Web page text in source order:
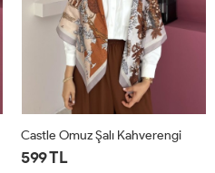
Castle Omuz Şalı Kahverengi
599 TL